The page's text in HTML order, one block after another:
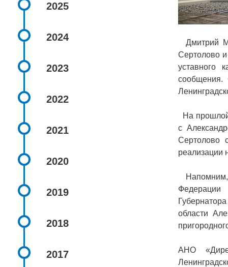
2025
2024
2023
2022
2021
2020
2019
2018
2017
Дмитрий
Сертолово
уставного
сообщения.
На
с
Сертолово
реализации
Напомним,
области
АНО